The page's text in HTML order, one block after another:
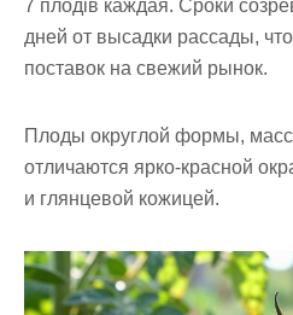
7 плодів каждая. Сроки
дней от высадки рассады,
поставок на свежий рынок.
Плоды округлой формы,
отличаются ярко-красной
и глянцевой кожицей.